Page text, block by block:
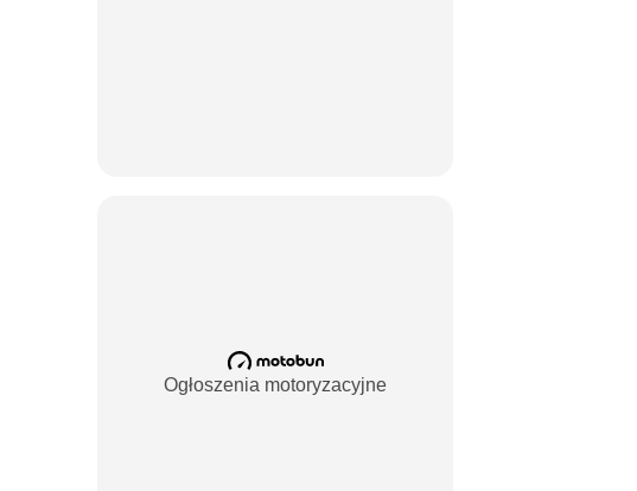
Ogłoszenia motoryzacyjne